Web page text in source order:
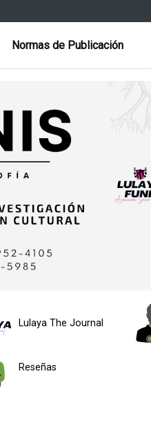
Normas de Publicación
Lulaya The Journal
Reseñas